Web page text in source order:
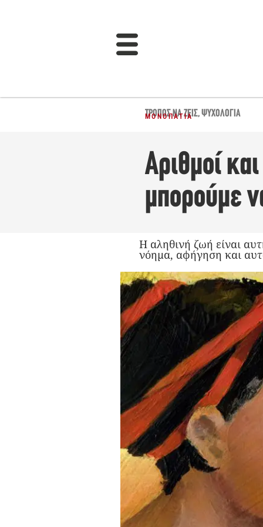
ΤΡΌΠΟΣ ΝΑ ΖΕΙΣ,ΨΥΧΟΛΟΓΊΑ
ΜΟΝΟΠΆΤΙΑ
Αριθμοί
μπορούμε
Η αληθινή ζωή είναι
νόημα, αφήγηση και